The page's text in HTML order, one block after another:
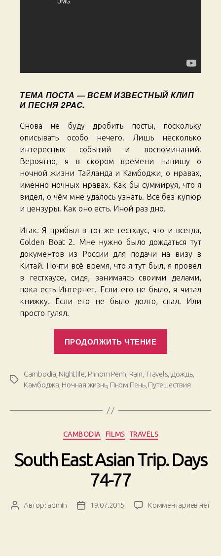
ТЕМА ПОСТА — ВСЕМ ИЗВЕСТНЫЙ КЛИП
И ПЕСНЯ 2PAC.
Снова не буду дробить посты, поскольку
описывать особо нечего. Лишь несколько
интересных событий и воспоминаний.
Вероятно, я в скором времени напишу о
ночной жизни Тайланда и Камбоджи, о нравах,
именно ночных нравах. Как бы суммируя, что я
видел, о чём мне удалось узнать. Всё без купюр
и цензуры. Как оно есть. Иной раз дно.
Итак. Я прибыл в тот же гестхаус, что и всегда,
Golden Boat 2. Мне нужно было дождаться тут
документов из России для подачи на визу в
Китай. Почти всё время, что я тут был, я провёл
в гестхаусе, сидя, занимаясь своими делами,
пока есть Интернет. Если его не было, я читал
книжку. Если его не было долго, спал. Или
просто гулял.
ПРОДОЛЖИТЬ ЧТЕНИЕ
Asian
Trip.
Days
Метки
Cambodia Nightlife Phnom Penh Rain ,Travels Дождь,
Камбоджа Ночная жизнь, Пном Пень, Путешествия
Рубрики
CAMBODIA FILMS TRAVELS
South East Asian Trip. Days
74-77
АвторАвтор: admin
Дата19.07.2015 Комментариев кнет